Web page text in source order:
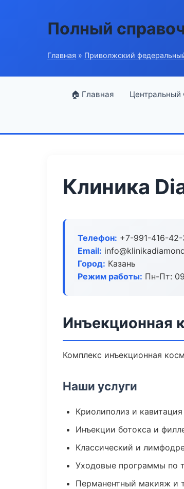
Полный
Главная » Приволжский
🏠 Главная
Клиника
Телефон: +7-991-416-
Email:
Город: Казань
Режим работы: Пн-Пт:
Инъекционная
Комплекс инъекционная
Наши услуги
Криолиполиз и кавитация
Инъекции ботокса и
Классический и
Уходовые программы по
Перманентный макияж и